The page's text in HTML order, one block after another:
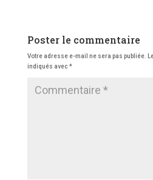
Poster le commentaire
Votre adresse e-mail ne sera pas publiée.
indiqués avec*